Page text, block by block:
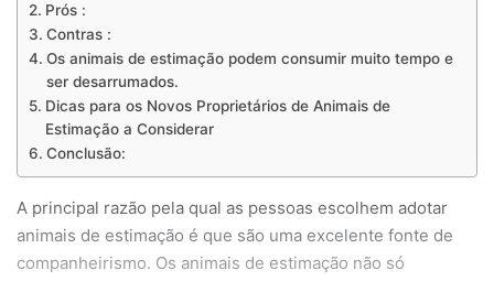
Prós :
Contras :
Os animais de estimação podem consumir muito tempo e
ser desarrumados.
Dicas para os Novos Proprietários de Animais de
Estimação a Considerar
Conclusão:
A principal razão pela qual as pessoas escolhem adotar
animais de estimação é que são uma excelente fonte de
companheirismo. Os animais de estimação não só